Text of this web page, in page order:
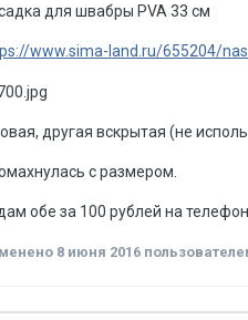
для швабры PVA 33 см
www.sima-land.ru/655204/
другая вскрытая (не
с размером.
обе за 100 рублей на телефон.
8 июня 2016